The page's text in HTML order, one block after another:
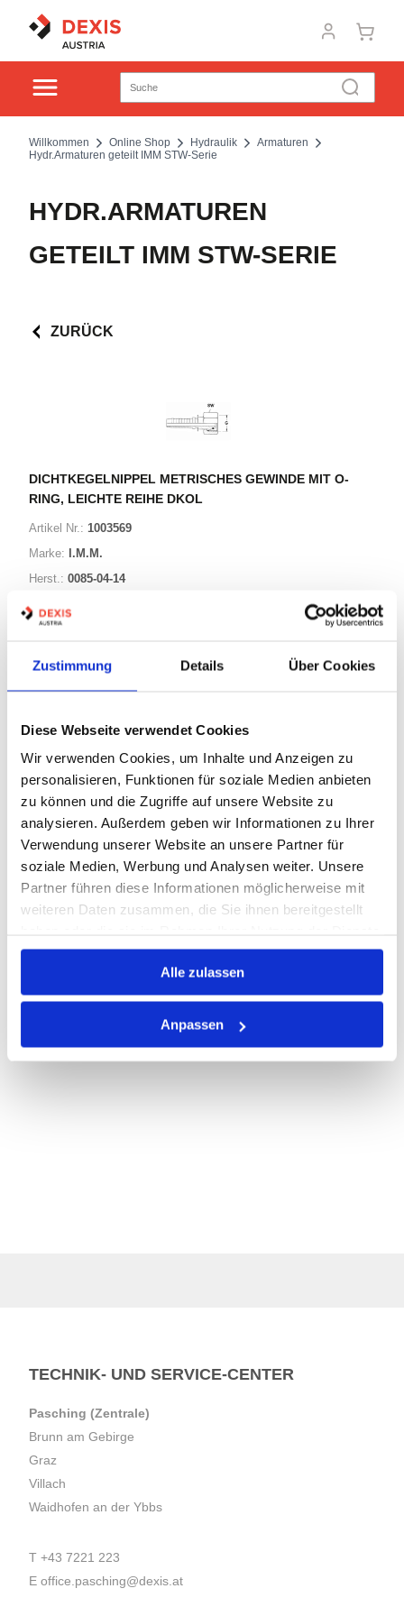
Zustimmung Details Über Cookies
Diese Webseite verwendet Cookies
Wir verwenden Cookies, um Inhalte und Anzeigen zu
personalisieren, Funktionen für soziale Medien anbieten
zu können und die Zugriffe auf unsere Website zu
analysieren. Außerdem geben wir Informationen zu Ihrer
Verwendung unserer Website an unsere Partner für
soziale Medien, Werbung und Analysen weiter. Unsere
Partner führen diese Informationen möglicherweise mit
weiteren Daten zusammen, die Sie ihnen bereitgestellt
gesammelt haben.
Alle zulassen
Anpassen
Willkommen Online Shop Hydraulik
Armaturen
Hydr.Armaturen geteilt IMM STW-Serie
HYDR.ARMATUREN
GETEILT IMM STW-SERIE
ZURÜCK
DICHTKEGELNIPPEL METRISCHES GEWINDE MIT O-
RING, LEICHTE REIHE DKOL
Artikel Nr.: 1003569
Marke: I.M.M.
Herst.: 0085-04-14
Bezeichnung:
34 Varianten
Auf Lager
Lager anzeigen
Print
PRODUKTBESCHREIBUNG
ALLE SPEZIFIKATIONEN
TECHNIK- UND SERVICE-CENTER
Pasching (Zentrale)
Brunn am Gebirge
Graz
Villach
Waidhofen an der Ybbs
T +43 7221 223
E office.pasching@dexis.at